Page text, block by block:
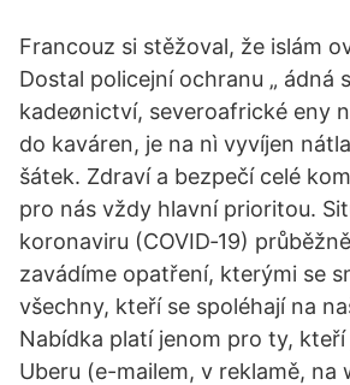
Francouz si stěžoval, že islám
Dostal policejní ochranu „ ádná
kadeønictví, severoafrické eny
do kaváren, je na nì vyvíjen
šátek. Zdraví a bezpečí celé
pro nás vždy hlavní prioritou.
koronaviru (COVID‐19)
zavádíme opatření, kterými se
všechny, kteří se spoléhají na
Nabídka platí jenom pro ty,
Uberu (e-mailem, v reklamě, na